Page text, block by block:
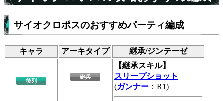
サイオクロポスのおすすめパーティ編成
キャラ アーキタイプ 継承/ジンテーゼ
後列
砲兵
【継承スキル】
スリープショット
(ガンナー ：R1)